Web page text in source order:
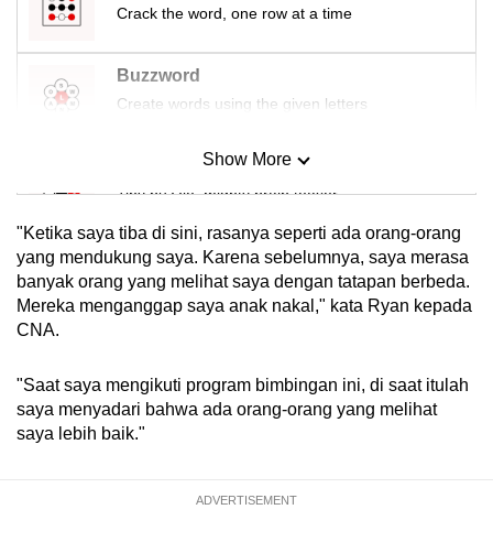
Crack the word, one row at a time
Buzzword
Create words using the given letters
Mini Sudoku
Tiny puzzle, mighty brain teaser
Mini Crossword
Small grid, big challenge
Spot as many words as you can
Show More
"Ketika saya tiba di sini, rasanya seperti ada orang-orang
yang mendukung saya. Karena sebelumnya, saya merasa
banyak orang yang melihat saya dengan tatapan berbeda.
Mereka menganggap saya anak nakal," kata Ryan kepada
CNA.
"Saat saya mengikuti program bimbingan ini, di saat itulah
saya menyadari bahwa ada orang-orang yang melihat
saya lebih baik."
ADVERTISEMENT
us